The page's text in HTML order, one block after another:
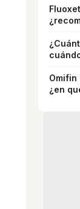
Omifin
¿en